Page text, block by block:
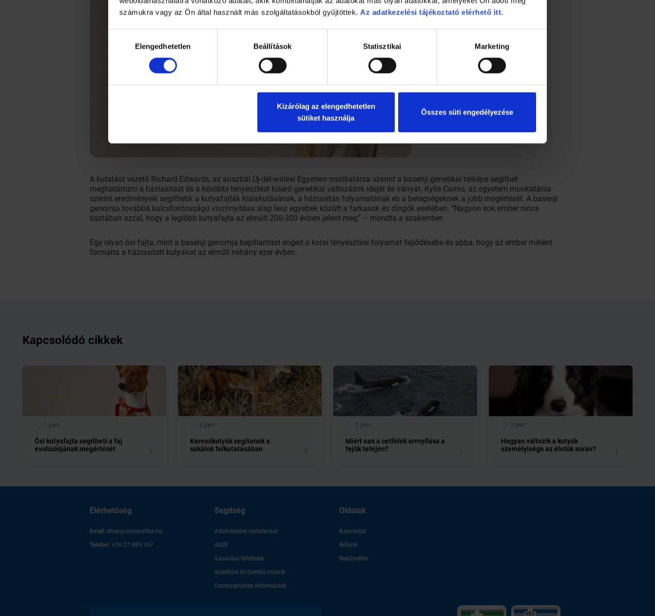
számukra vagy az Ön által használt más szolgáltatásokból gyűjtöttek. Az adatkezelési tájékoztató elérhető itt.
kiválasztásaElengedhetetlen Beállítások Statisztikai Marketing
Kizárólag az elengedhetetlen
sütiket használja
Összes süti engedélyezése
A kutatást vezető Richard Edwards, az ausztrál Új-dél-walesi Egyetem munkatársa szerint a basenji genetikai térképe segíthet
meghatározni a háziasítást és a későbbi tenyésztést kísérő genetikai változások idejét és irányát. Kylie Cairns, az egyetem munkatársa
szerint eredményeik segíthetik a kutyafajták kialakulásának, a háziasítás folyamatának és a betegségeknek a jobb megértését. A basenji
genomja továbbá kulcsfontosságú viszonyítása alap lesz egyebek között a farkasok és dingók esetében. “Nagyon sok ember nincs
tisztában azzal, hogy a legtöbb kutyafajta az elmúlt 200-300 évben jelent meg” – mondta a szakember.
Egy olyan ősi fajta, mint a basenji genomja bepillantást enged a korai tenyésztési folyamat fejlődésébe és abba, hogy az ember miként
formálta a háziasított kutyákat az elmúlt néhány ezer évben.
Kapcsolódó cikkek
1 perc
Ősi kutyafajta segítheti a faj
evolúciójának megértését
2 perc
Keresőkutyák segítenek a
sakálok felkutatásában
2 perc
Miért van a cetfélék orrnyílása a
fejük tetején?
2 perc
Hogyan változik a kutyák
személyisége az életük során?
Elérhetőség
Email: shop@szimpatika.hu
Telefon: +36 27 889 357
Segítség
Adatvédelmi nyilatkozat
ASZF
Vásárlási feltételek
Szállítási és fizetési módok
Csomagküldés Információk
Oldalak
Kapcsolat
Rólunk
Reklámfilm